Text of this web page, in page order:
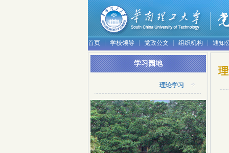
首页 学校领导 党政公文 组织机构 通知
学习园地
理论学习